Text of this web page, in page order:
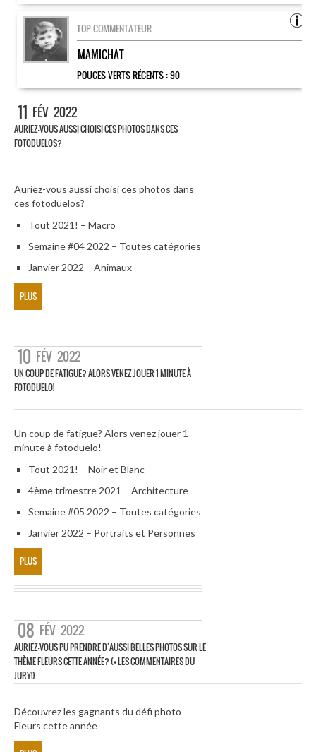
TOP COMMENTATEUR
MAMICHAT
POUCES VERTS RÉCENTS :90
11 FÉV 2022
AURIEZ-VOUS AUSSI CHOISI CES PHOTOS DANS CES
FOTODUELOS?
Auriez-vous aussi choisi ces photos dans
ces fotoduelos?
Tout 2021! – Macro
Semaine #04 2022 – Toutes catégories
Janvier 2022 – Animaux
PLUS
10 FÉV 2022
UN COUP DE FATIGUE? ALORS VENEZ JOUER 1 MINUTE À
FOTODUELO!
Un coup de fatigue? Alors venez jouer 1
minute à fotoduelo!
Tout 2021! – Noir et Blanc
4ème trimestre 2021 – Architecture
Semaine #05 2022 – Toutes catégories
Janvier 2022 – Portraits et Personnes
PLUS
08 FÉV 2022
AURIEZ-VOUS PU PRENDRE D’AUSSI BELLES PHOTOS SUR LE
THÈME FLEURS CETTE ANNÉE? (+ LES COMMENTAIRES DU
JURY!)
Découvrez les gagnants du défi photo
Fleurs cette année